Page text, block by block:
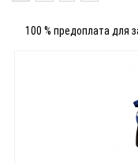
100 % предоплата для